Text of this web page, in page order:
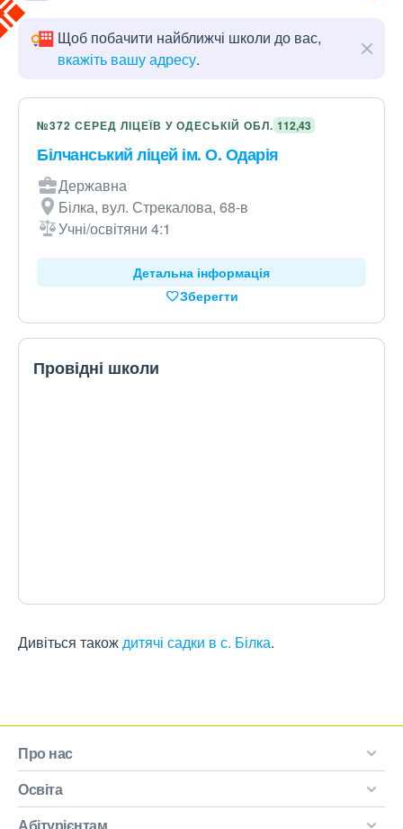
Щоб побачити найближчі школи до вас,
вкажіть вашу адресу.
№372 СЕРЕД ЛІЦЕЇВ У ОДЕСЬКІЙ ОБЛ. 112,43
Білчанський ліцей ім. О. Одарія
Державна
Білка, вул. Стрекалова, 68-в
Учні/освітяни 4:1
Детальна інформація
Зберегти
Провідні школи
Дивіться такождитячі садки в с. Білка.
Про нас
Освіта